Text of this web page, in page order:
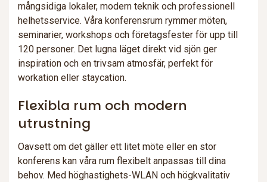
mångsidiga lokaler, modern teknik och professionell
helhetsservice. Våra konferensrum rymmer möten,
seminarier, workshops och företagsfester för upp till
120 personer. Det lugna läget direkt vid sjön ger
inspiration och en trivsam atmosfär, perfekt för
workation eller staycation.
Flexibla rum och modern
utrustning
Oavsett om det gäller ett litet möte eller en stor
konferens kan våra rum flexibelt anpassas till dina
behov. Med höghastighets-WLAN och högkvalitativ